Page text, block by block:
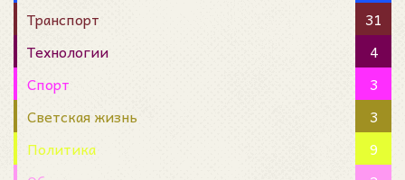
Транспорт
31
Технологии
4
Спорт
3
Светская жизнь
3
Политика
9